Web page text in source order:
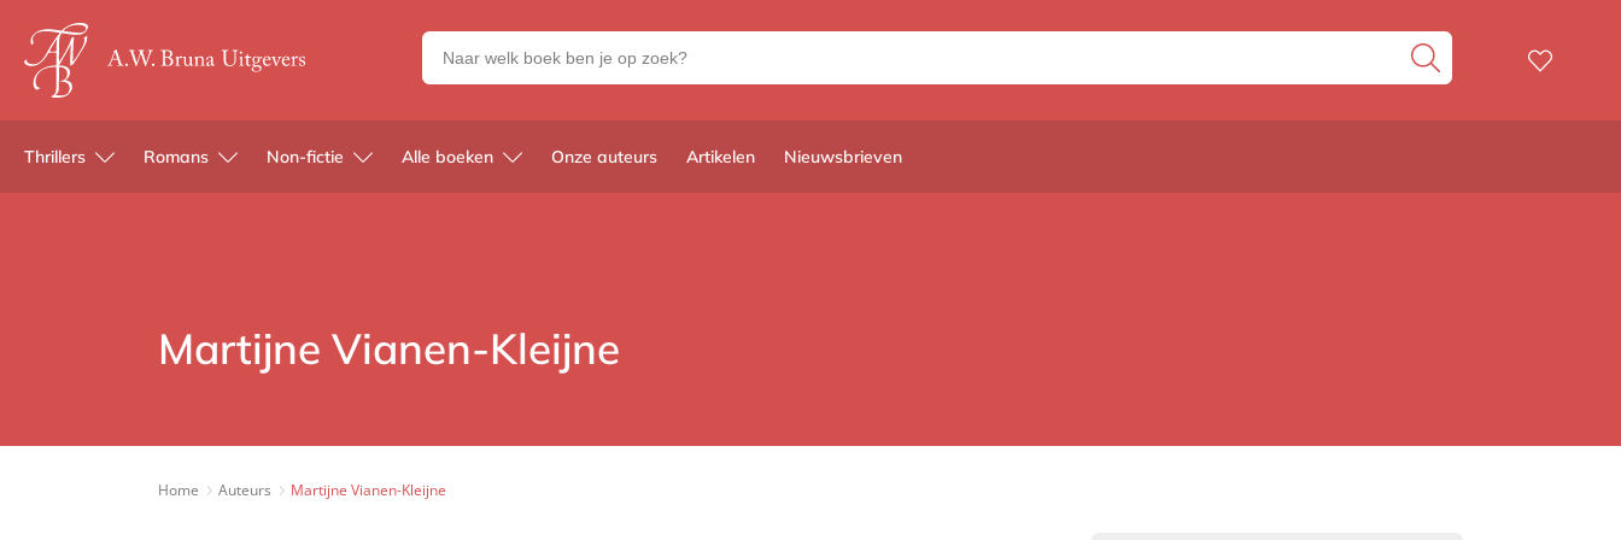
Zoeken
naar
en
uitgevers
Thrillers Romans Non-fictie Alle boeken Onze auteurs Artikelen Nieuwsbrieven
Martijne Vianen-Kleijne
Home Auteurs Martijne Vianen-Kleijne